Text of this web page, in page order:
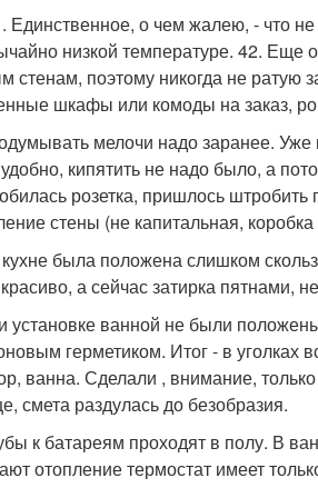
Единственное, о чем жалею, - что
низкой температуре. 42. Еще
стенам, поэтому никогда не ратую
шкафы или комоды на заказ,
мелочи надо заранее. Уже
кипятить не надо было, а
розетка, пришлось
стены (не капитальная,
была положена слишком
а сейчас затирка пятнами,
установке ванной не были
герметиком. Итог - в уголках
ванна. Сделали , внимание,
смета раздулась до безобразия.
к батареям проходят в полу. В
отопление термостат имеет